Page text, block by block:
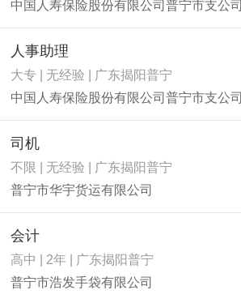
中国人寿保险股份有限公司普宁市支公司
人事助理
大专 | 无经验 | 广东揭阳普宁
中国人寿保险股份有限公司普宁市支公司
司机
不限 | 无经验 | 广东揭阳普宁
普宁市华宇货运有限公司
会计
高中 | 2年 | 广东揭阳普宁
普宁市浩发手袋有限公司